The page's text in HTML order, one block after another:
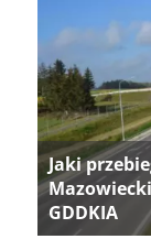
Jaki
GDDKIA